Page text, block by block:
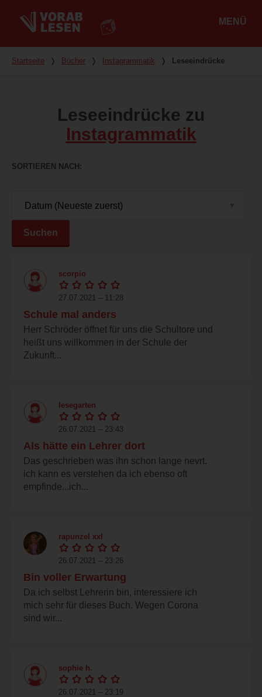
MENÜ
Du bist hier
Startseite ❭ Bücher ❭ Instagrammatik ❭ Leseeindrücke
Leseeindrücke zu
Instagrammatik
SORTIEREN NACH
Suchen
scorpio
27.07.2021 – 11:28
Schule mal anders
Herr Schröder öffnet für uns die Schultore und
heißt uns willkommen in der Schule der
Zukunft...
lesegarten
26.07.2021 – 23:43
Als hätte ein Lehrer dort
Das geschrieben was ihn schon lange nevrt.
ich kann es verstehen da ich ebenso oft
empfinde...ich...
rapunzel xxl
26.07.2021 – 23:26
Bin voller Erwartung
Da ich selbst Lehrerin bin, interessiere ich
mich sehr für dieses Buch. Wegen Corona
sind wir...
sophie h.
26.07.2021 – 23:19